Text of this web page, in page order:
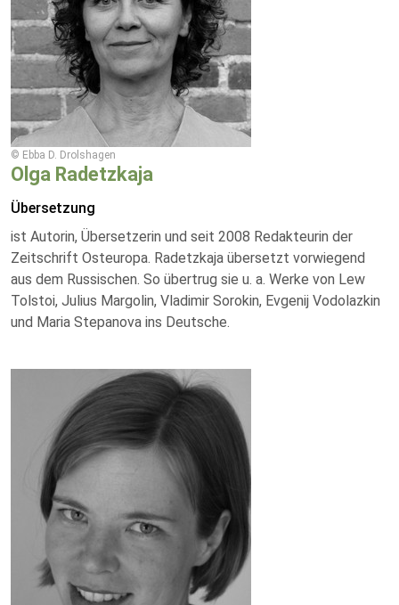
© Ebba D. Drolshagen
Olga Radetzkaja
Übersetzung
ist Autorin, Übersetzerin und seit 2008 Redakteurin der
Zeitschrift Osteuropa. Radetzkaja übersetzt vorwiegend
aus dem Russischen. So übertrug sie u. a. Werke von Lew
Tolstoi, Julius Margolin, Vladimir Sorokin, Evgenij Vodolazkin
und Maria Stepanova ins Deutsche.